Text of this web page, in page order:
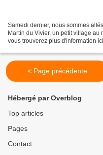
Samedi dernier, nous sommes
Martin du Vivier, un petit village au
vous trouverez plus d'information
< Page précédente
Hébergé par Overblog
Top articles
Pages
Contact